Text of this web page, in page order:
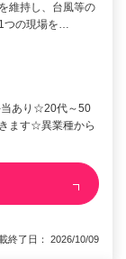
維持し、台風等の
つの現場を…
あり☆20代～50
ます☆異業種から
了日： 2026/10/09